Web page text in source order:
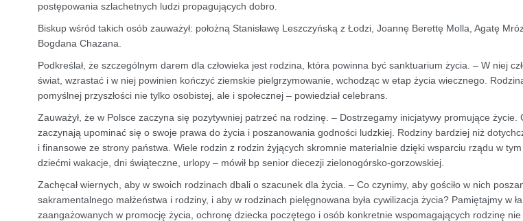
postępowania szlachetnych ludzi propagujących dobro.
Biskup wśród takich osób zauważył: położną Stanisławę Leszczyńską z Łodzi, Joannę Berettę Molla, Agatę
Bogdana Chazana.
Podkreślał, że szczególnym darem dla człowieka jest rodzina, która powinna być sanktuarium życia. – W niej
świat, wzrastać i w niej powinien kończyć ziemskie pielgrzymowanie, wchodząc w etap życia wiecznego.
pomyślnej przyszłości nie tylko osobistej, ale i społecznej – powiedział celebrans.
Zauważył, że w Polsce zaczyna się pozytywniej patrzeć na rodzinę. – Dostrzegamy inicjatywy promujące życie.
zaczynają upominać się o swoje prawa do życia i poszanowania godności ludzkiej. Rodziny bardziej niż
i finansowe ze strony państwa. Wiele rodzin z rodzin żyjących skromnie materialnie dzięki wsparciu rządu w
dziećmi wakacje, dni świąteczne, urlopy – mówił bp senior diecezji zielonogórsko-gorzowskiej.
Zachęcał wiernych, aby w swoich rodzinach dbali o szacunek dla życia. – Co czynimy, aby gościło w nich
sakramentalnego małżeństwa i rodziny, i aby w rodzinach pielęgnowana była cywilizacja życia? Pamiętajmy w
zaangażowanych w promocję życia, ochronę dziecka poczętego i osób konkretnie wspomagających rodzinę